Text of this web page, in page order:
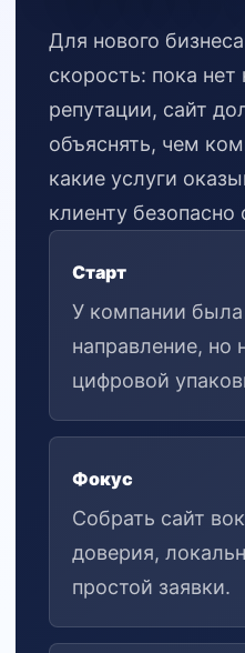
Для нового
скорость: пока нет
репутации, сайт
объяснять, чем
какие услуги
клиенту безопасно
Старт
У компании
направление, но
цифровой
Фокус
Собрать сайт
доверия,
простой заявки.